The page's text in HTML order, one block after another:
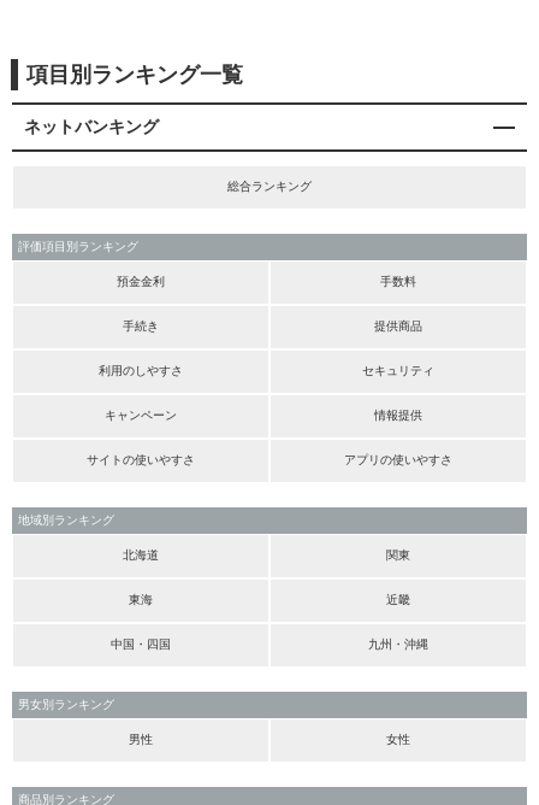
項目別ランキング一覧
ネットバンキング
総合ランキング
評価項目別ランキング
預金金利 手数料
手続き 提供商品
利用のしやすさ セキュリティ
キャンペーン 情報提供
サイトの使いやすさ アプリの使いやすさ
地域別ランキング
北海道 関東
東海 近畿
中国・四国 九州・沖縄
男女別ランキング
男性 女性
商品別ランキング